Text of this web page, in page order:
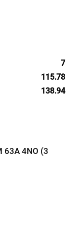
7
115.78
138.94
63А 4NО (3